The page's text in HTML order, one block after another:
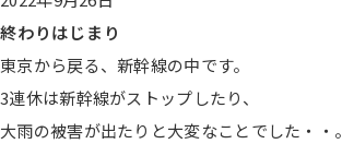
終わりはじまり
東京から戻る、新幹線の中です。
3連休は新幹線がストップしたり、
大雨の被害が出たりと大変なことでした・・。